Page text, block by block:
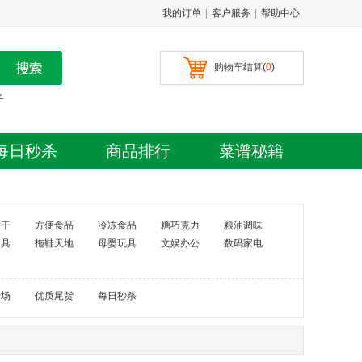
我的订单 客户服务 帮助中心
购物车结算(0)
日秒杀 商品排行 菜谱秘籍
方便食品 冷冻食品 糖巧克力
粮油调味
拖鞋天地 母婴玩具 文娱办公
数码家电
优质尾货 每日秒杀